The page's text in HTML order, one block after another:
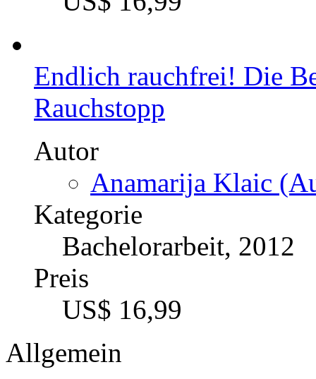
Endlich rauchfrei! Die
Rauchstopp
Autor
Anamarija Klaic
Kategorie
Bachelorarbeit, 2012
Preis
US$ 16,99
Allgemein